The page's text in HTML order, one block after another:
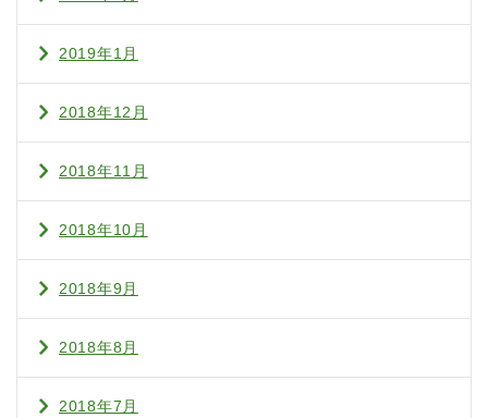
2019年1月
2018年12月
2018年11月
2018年10月
2018年9月
2018年8月
2018年7月